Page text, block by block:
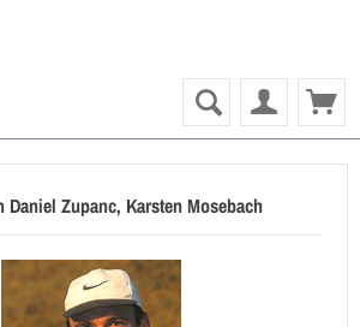
Daniel Zupanc, Karsten Mosebach